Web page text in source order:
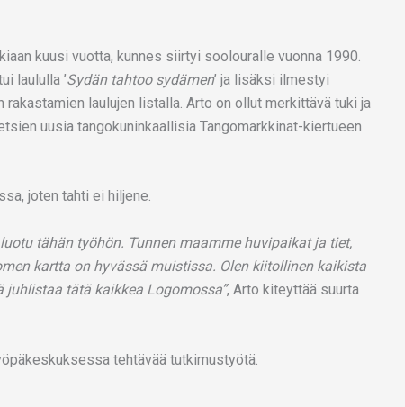
kuusi vuotta, kunnes siirtyi soolouralle vuonna 1990.
laululla ’Sydän tahtoo sydämen’ ja lisäksi ilmestyi
rakastamien laulujen listalla. Arto on ollut merkittävä tuki ja
uusia tangokuninkaallisia Tangomarkkinat-kiertueen
joten tahti ei hiljene.
tähän työhön. Tunnen maamme huvipaikat ja tiet,
kartta on hyvässä muistissa. Olen kiitollinen kaikista
tätä kaikkea Logomossa”, Arto kiteyttää suurta
tehtävää tutkimustyötä.